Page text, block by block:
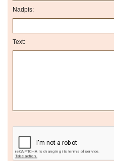
Nadpis:
Text: